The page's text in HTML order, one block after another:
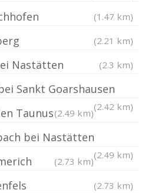
(1.47 km)
(2.21 km)
Nastätten (2.3 km)
Sankt Goarshausen
(2.42 km)
Taunus(2.49 km)
bei Nastätten
(2.49 km)
(2.73 km)
(2.73 km)